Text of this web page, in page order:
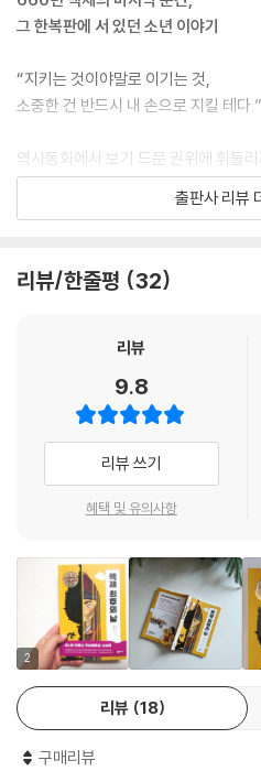
“그러게 말이야. 이긴다고 우리한테 보
“위험하다고 안 되고, 안 해 봤다고 안
--- p.46
방앗간의 어떤 손님은 왕이 왜 항복을
지 모르겠다고 투덜댔다. 아직 당군이
--- p.56
“신라와 우리는 오랜 원한이 있다.”
“원한이요? 원한이 없는 사람도 있어
빠지도록 싸워요?”
--- p.102
자신의 곁에 언제나 당연한 듯이 함께
이기 힘들었다. 흐느끼는 소리가 점점
렸다. 나라를 쳐들어온들 석솔에게는
--- p.124
손에 턱을 괴고 깊은 생각에 빠진 왕은
습이었다. 지금도 자신을 두고 고민하
--- p.133
“야 이 도둑놈들아!”
석솔이 벌떡 일어나 돌멩이를 힘껏 던
그 한복판에 서 있던 소년 이야기
“지키는 것이야말로 이기는 것,
소중한 건 반드시 내 손으로 지킬 테다.”
역사동화에서 보기 드문 권위에 휘둘
체적인 주인공이 이야기를 단단히 틀
으로 그리지 않은 점에서 작가의 내공
정해진 역사적 결말 앞에서 석솔이 할
점이나 전쟁을 대하는 웅진성의 성주
서 오는 온도차 등 세밀하고 안정감 있
었다. 무엇보다 역사동화에서 보기 드
기를 단단히 틀어쥐고 있다는 점 또한
친구를 의지하며 함께하려는 도해의
--- 최나미(동화작가)
인상적인 도입부로부터 결말에 이르
이 전개된다. 도둑질을 하고도 빤빤하
화의 다소 ‘바른 생활’ 주인공들과 달
걸맞은 새로움이었다.
출판사 리뷰
리뷰/한줄평 32
리뷰
9.8
리뷰 쓰기
혜택 및 유의사항
2
리뷰 18
구매리뷰